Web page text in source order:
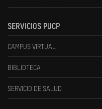
SERVICIOS PUCP
CAMPUS VIRTUAL
BIBLIOTECA
SERVICIO DE SALUD